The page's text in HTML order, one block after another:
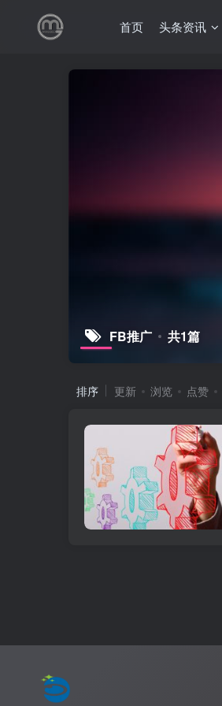
首页 头条资讯
FB推广 共1篇
排序 更新 浏览 点赞